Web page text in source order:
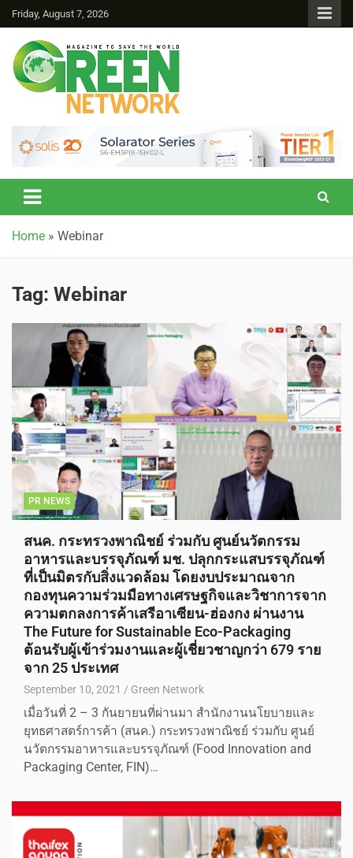
Friday, August 7, 2026
Green Network
Home » Webinar
Tag: Webinar
PR NEWS
สนค. กระทรวงพาณิชย์ ร่วมกับ ศูนย์นวัตกรรม
อาหารและบรรจุภัณฑ์ มช. ปลุกกระแสบรรจุภัณฑ์
ที่เป็นมิตรกับสิ่งแวดล้อม โดยงบประมาณจาก
กองทุนความร่วมมือทางเศรษฐกิจและวิชาการจาก
ความตกลงการค้าเสรีอาเซียน-ฮ่องกง ผ่านงาน
The Future for Sustainable Eco-Packaging
ต้อนรับผู้เข้าร่วมงานและผู้เชี่ยวชาญกว่า 679 ราย
จาก 25 ประเทศ
September 10, 2021 Green Network
เมื่อวันที่ 2 – 3 กันยายนที่ผ่านมา สำนักงานนโยบายและ
ยุทธศาสตร์การค้า (สนค.) กระทรวงพาณิชย์ ร่วมกับ ศูนย์
นวัตกรรมอาหารและบรรจุภัณฑ์ (Food Innovation and
Packaging Center, FIN)…